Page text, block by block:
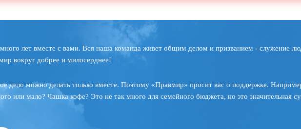
лет вместе с вами. Вся наша команда живет общим делом и призванием - служение
вокруг добрее и милосерднее!
дело можно делать только вместе. Поэтому «Правмир» просит вас о поддержке.
или мало? Чашка кофе? Это не так много для семейного бюджета, но это значительная